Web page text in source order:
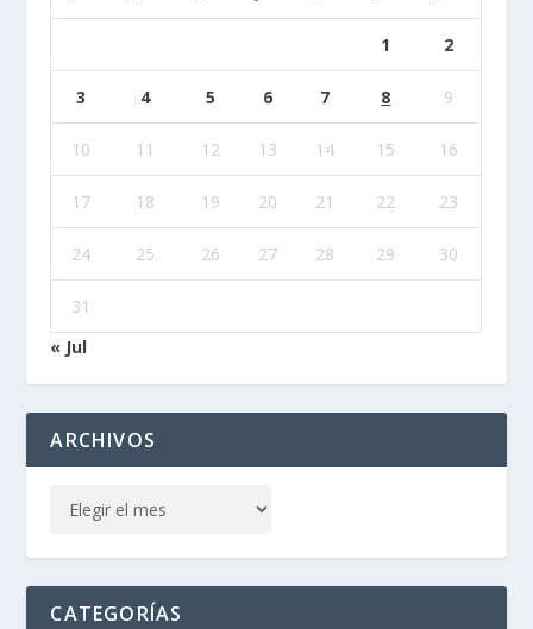
1 2
3 4 5 6 7 8 9
10 11 12 13 14 15 16
17 18 19 20 21 22 23
24 25 26 27 28 29 30
31
« Jul
ARCHIVOS
CATEGORÍAS